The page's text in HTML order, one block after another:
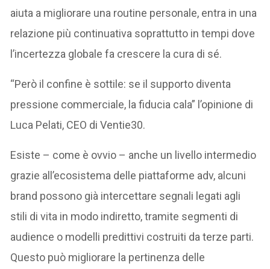
aiuta a migliorare una routine personale, entra in una
relazione più continuativa soprattutto in tempi dove
l’incertezza globale fa crescere la cura di sé.
“Però il confine è sottile: se il supporto diventa
pressione commerciale, la fiducia cala” l’opinione di
Luca Pelati, CEO di Ventie30.
Esiste – come è ovvio – anche un livello intermedio
grazie all’ecosistema delle piattaforme adv, alcuni
brand possono già intercettare segnali legati agli
stili di vita in modo indiretto, tramite segmenti di
audience o modelli predittivi costruiti da terze parti.
Questo può migliorare la pertinenza delle